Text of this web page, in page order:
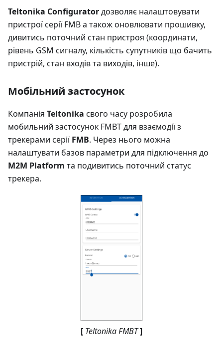
Teltonika Configuratorдозволяє налаштовувати
пристрої серії FMB а також оновлювати прошивку,
дивитись поточний стан пристроя (координати,
рівень GSM сигналу, кількість супутників що бачить
пристрій, стан входів та виходів, інше).
Мобільний застосунок
Компанія Teltonika свого часу розробила
мобильний застосунок FMBT для взаємодії з
трекерами серіїFMB. Через нього можна
налаштувати базов параметри для підключення до
M2M Platform та подивитись поточний статус
трекера.
[ Teltonika FMBT]